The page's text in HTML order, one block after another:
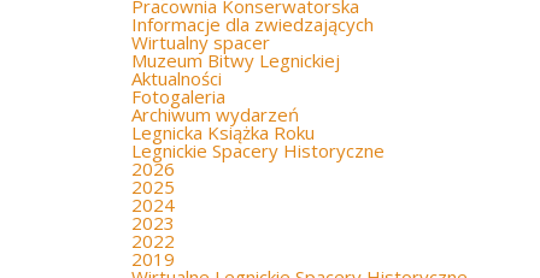
Pracownia Konserwatorska
Informacje dla zwiedzających
Wirtualny spacer
Muzeum Bitwy Legnickiej
Aktualności
Fotogaleria
Archiwum wydarzeń
Legnicka Książka Roku
Legnickie Spacery Historyczne
2026
2025
2024
2023
2022
2019